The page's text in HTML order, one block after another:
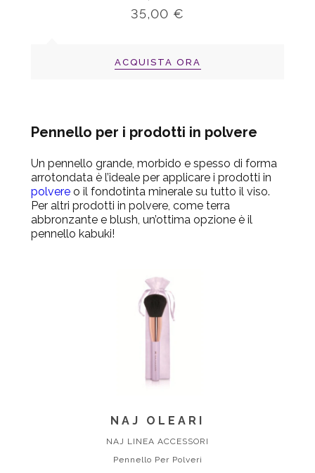
35,00 €
ACQUISTA ORA
Pennello per i prodotti in polvere
Un pennello grande, morbido e spesso di forma
arrotondata è l’ideale per applicare i prodotti in
polvere o il fondotinta minerale su tutto il viso.
Per altri prodotti in polvere, come terra
abbronzante e blush, un’ottima opzione è il
pennello kabuki!
NAJ OLEARI
NAJ LINEA ACCESSORI
Pennello Per Polveri